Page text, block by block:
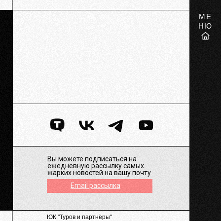
Вы можете подписаться на
ежедневную рассылку самых
жарких новостей на вашу почту
Email рассылка
ЮК "Туров и партнёры"
МЕ
НЮ